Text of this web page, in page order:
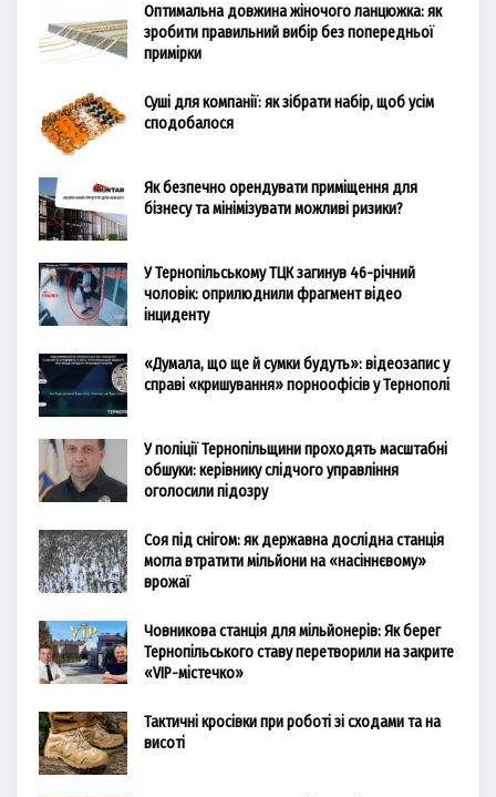
Оптимальна довжина жіночого ланцюжка: як
зробити правильний вибір без попередньої
примірки
Суші для компанії: як зібрати набір, щоб усім
сподобалося
Як безпечно орендувати приміщення для
бізнесу та мінімізувати можливі ризики?
У Тернопільському ТЦК загинув 46-річний
чоловік: оприлюднили фрагмент відео
інциденту
«Думала, що ще й сумки будуть»: відеозапис у
справі «кришування» порноофісів у Тернополі
У поліції Тернопільщини проходять масштабні
обшуки: керівнику слідчого управління
оголосили підозру
Соя під снігом: як державна дослідна станція
могла втратити мільйони на «насіннєвому»
врожаї
Човникова станція для мільйонерів: Як берег
Тернопільського ставу перетворили на закрите
«VIP-містечко»
Тактичні кросівки при роботі зі сходами та на
висоті